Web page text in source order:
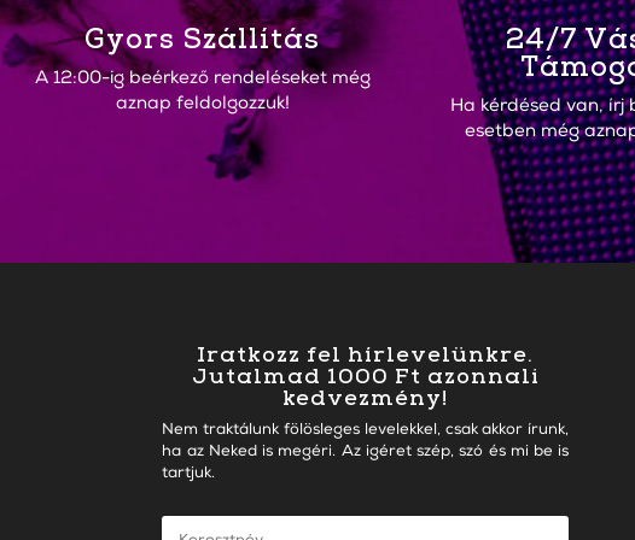
Gyors Szállítás
A 12:00-ig beérkező rendeléseket még
aznap feldolgozzuk!
24/7
Ha kérdésed van, írj
esetben még
Iratkozz fel hírlevelünkre.
Jutalmad 1000 Ft azonnali
kedvezmény!
Nem traktálunk fölösleges levelekkel, csak akkor írunk,
ha az Neked is megéri. Az igéret szép, szó és mi be is
tartjuk.